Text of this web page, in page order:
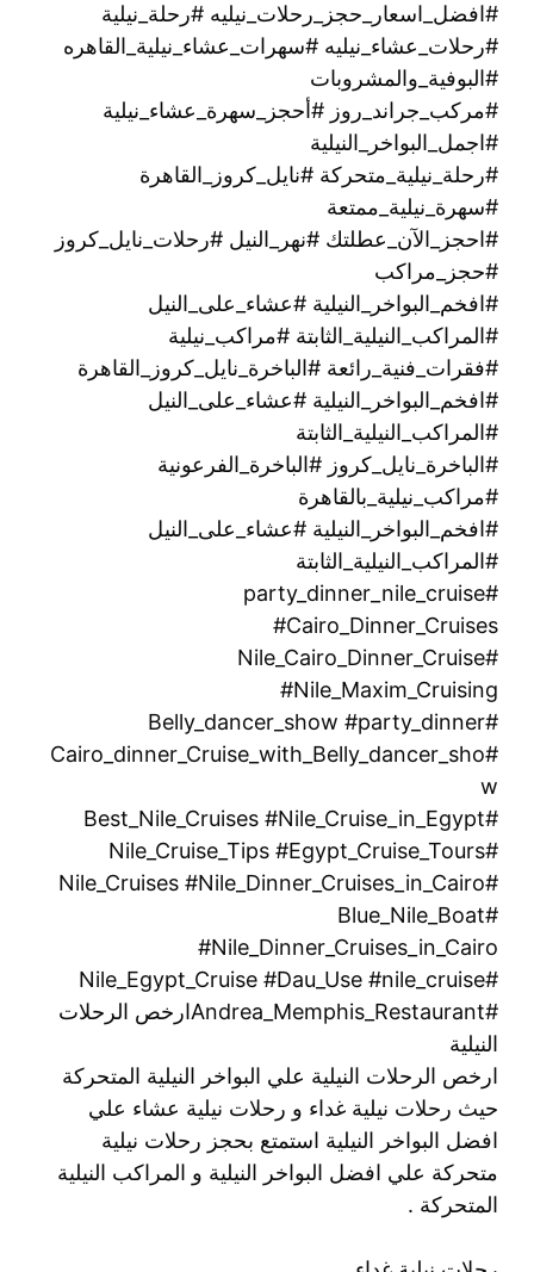
#افضل_اسعار_حجز_رحلات_نيليه #رحلة_نيلية
#رحلات_عشاء_نيليه #سهرات_عشاء_نيلية_القاهره
#البوفية_والمشروبات
#مركب_جراند_روز #أحجز_سهرة_عشاء_نيلية
#اجمل_البواخر_النيلية
#رحلة_نيلية_متحركة ‫#نايل_كروز_القاهرة
#سهرة_نيلية_ممتعة
#احجز_الآن_عطلتك #نهر_النيل #رحلات_نايل_كروز
#حجز_مراكب
#افخم_البواخر_النيلية #عشاء_على_النيل
#المراكب_النيلية_الثابتة #مراكب_نيلية
#فقرات_فنية_رائعة #الباخرة_نايل_كروز_القاهرة
#افخم_البواخر_النيلية #عشاء_على_النيل
#المراكب_النيلية_الثابتة
#الباخرة_نايل_كروز #الباخرة_الفرعونية
#مراكب_نيلية_بالقاهرة
#افخم_البواخر_النيلية #عشاء_على_النيل
#المراكب_النيلية_الثابتة
#party_dinner_nile_cruise
#Cairo_Dinner_Cruises
#Nile_Cairo_Dinner_Cruise
#Nile_Maxim_Cruising
#Belly_dancer_show #party_dinner
#Cairo_dinner_Cruise_with_Belly_dancer_sho
w
#Best_Nile_Cruises #Nile_Cruise_in_Egypt
#Nile_Cruise_Tips #Egypt_Cruise_Tours
#Nile_Cruises #Nile_Dinner_Cruises_in_Cairo
#Blue_Nile_Boat
#Nile_Dinner_Cruises_in_Cairo
#Nile_Egypt_Cruise #Dau_Use #nile_cruise
#Andrea_Memphis_Restaurantارخص الرحلات
النيلية
ارخص الرحلات النيلية علي البواخر النيلية المتحركة
حيث رحلات نيلية غداء و رحلات نيلية عشاء علي
افضل البواخر النيلية استمتع بحجز رحلات نيلية
متحركة علي افضل البواخر النيلية و المراكب النيلية
المتحركة .